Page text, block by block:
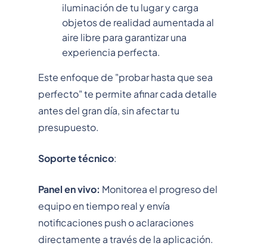
iluminación de tu lugar y carga
objetos de realidad aumentada al
aire libre para garantizar una
experiencia perfecta.
Este enfoque de "probar hasta que sea
perfecto" te permite afinar cada detalle
antes del gran día, sin afectar tu
presupuesto.
Soporte técnico:
Panel en vivo: Monitorea el progreso del
equipo en tiempo real y envía
notificaciones push o aclaraciones
directamente a través de la aplicación.